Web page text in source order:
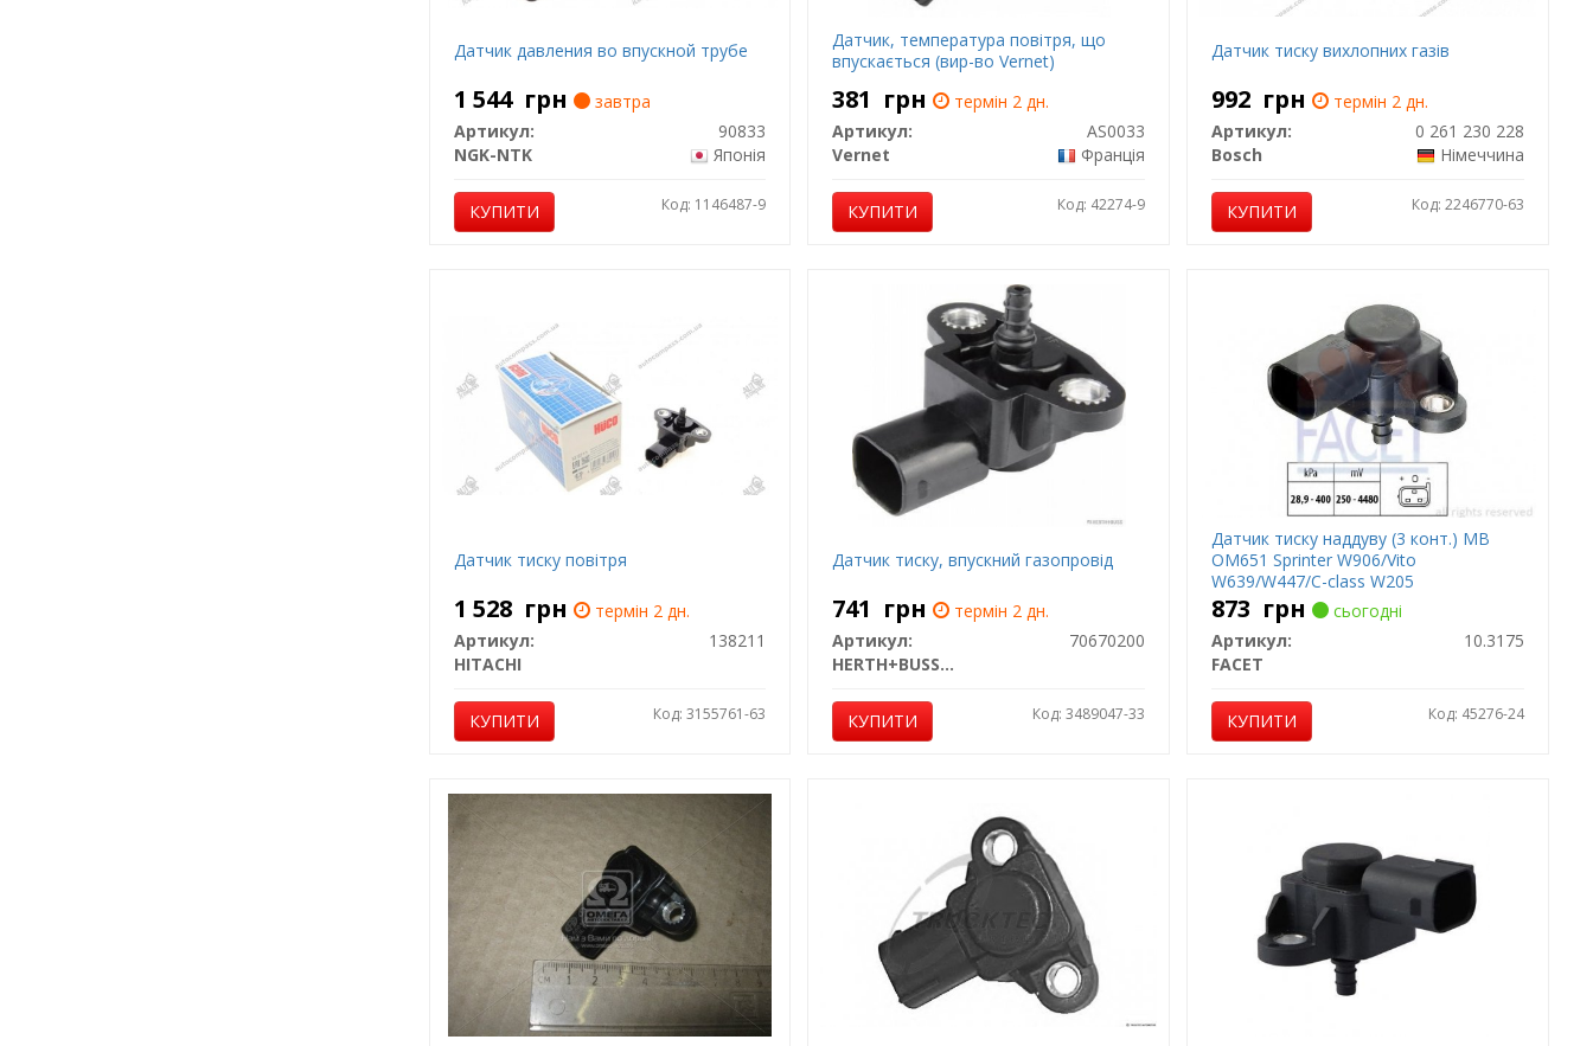
Датчик давления во впускной трубе
1 544 грн
завтра
Артикул:
90833
NGK-NTK
Японія
КУПИТИ Код: 1146487-9
Датчик, температура повітря, що
впускається (вир-во Vernet)
381 грн
термін 2 дн.
Артикул:
AS0033
Vernet
Франція
КУПИТИ Код: 42274-9
Датчик тиску вихлопних газів
992 грн
термін 2 дн.
Артикул:
0 261 230 228
Bosch
Німеччина
КУПИТИ Код: 2246770-63
Датчик тиску повітря
1 528 грн
термін 2 дн.
Артикул:
138211
HITACHI
КУПИТИ Код: 3155761-63
Датчик тиску, впускний газопровід
741 грн
термін 2 дн.
Артикул:
70670200
HERTH+BUSS JAKOPARTS
КУПИТИ Код: 3489047-33
Датчик тиску наддуву (3 конт.) MB
OM651 Sprinter W906/Vito
W639/W447/C-class W205
873 грн
сьогодні
Артикул:
10.3175
FACET
КУПИТИ Код: 45276-24